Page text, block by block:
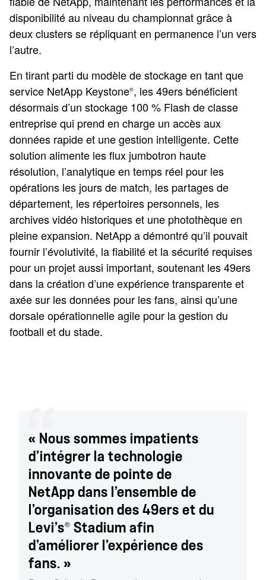
disponibilité au niveau du championnat grâce à
deux clusters se répliquant en permanence l’un vers
l’autre.
En tirant parti du modèle de stockage en tant que
service NetApp Keystone®, les 49ers bénéficient
désormais d’un stockage 100 % Flash de classe
entreprise qui prend en charge un accès aux
données rapide et une gestion intelligente. Cette
solution alimente les flux jumbotron haute
résolution, l’analytique en temps réel pour les
opérations les jours de match, les partages de
département, les répertoires personnels, les
archives vidéo historiques et une photothèque en
pleine expansion. NetApp a démontré qu’il pouvait
fournir l’évolutivité, la fiabilité et la sécurité requises
pour un projet aussi important, soutenant les 49ers
dans la création d’une expérience transparente et
axée sur les données pour les fans, ainsi qu’une
dorsale opérationnelle agile pour la gestion du
football et du stade.
« Nous sommes impatients
d’intégrer la technologie
innovante de pointe de
NetApp dans l’ensemble de
l’organisation des 49ers et du
Levi’s® Stadium afin
d’améliorer l’expérience des
fans. »